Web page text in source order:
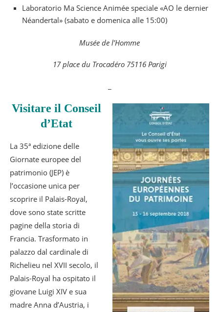
Laboratorio Ma Science Animée speciale «AO le dernier
Néandertal» (sabato e domenica alle 15:00)
Musée de l’Homme
17 place du Trocadéro 75116 Parigi
Visitare il Conseil
d’Etat
La 35ª edizione delle
Giornate europee del
patrimonio (JEP) è
l’occasione unica per
scoprire il Palais-Royal,
dove sono state scritte
pagine della storia di
Francia. Trasformato in
palazzo dal cardinale di
Richelieu nel XVII secolo, il
Palais-Royal ha ospitato il
giovane Luigi XIV e sua
madre Anna d’Austria, i